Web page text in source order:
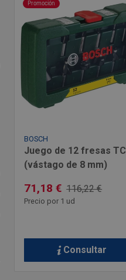
Promoción
BOSCH
Juego de 12 fresas TC
(vástago de 8 mm)
71,18 € 116,22 €
Precio por 1 ud
Consultar